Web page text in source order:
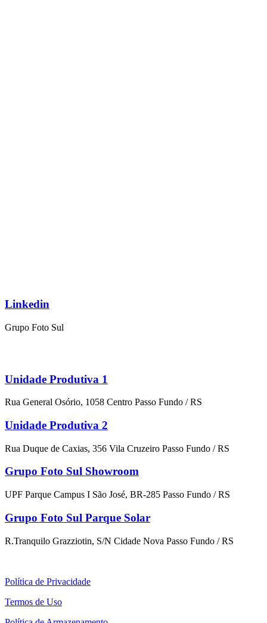
Linkedin
Grupo Foto Sul
Unidade Produtiva 1
Rua General Osório, 1058 Centro Passo Fundo / RS
Unidade Produtiva 2
Rua Duque de Caxias, 356 Vila Cruzeiro Passo Fundo / RS
Grupo Foto Sul Showroom
UPF Parque Campus I São José, BR-285 Passo Fundo / RS
Grupo Foto Sul Parque Solar
R.Tranquilo Grazziotin, S/N Cidade Nova Passo Fundo / RS
Política de Privacidade
Termos de Uso